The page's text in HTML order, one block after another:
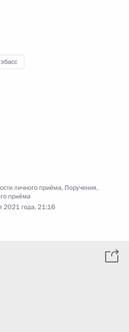
личного приёма, Поручения,
приёма
2021 года, 21:16